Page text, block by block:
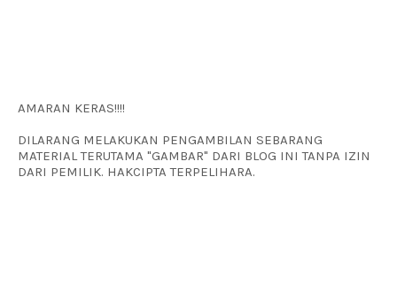
AMARAN KERAS!!!!
DILARANG MELAKUKAN PENGAMBILAN SEBARANG
MATERIAL TERUTAMA "GAMBAR" DARI BLOG INI TANPA IZIN
DARI PEMILIK. HAKCIPTA TERPELIHARA.